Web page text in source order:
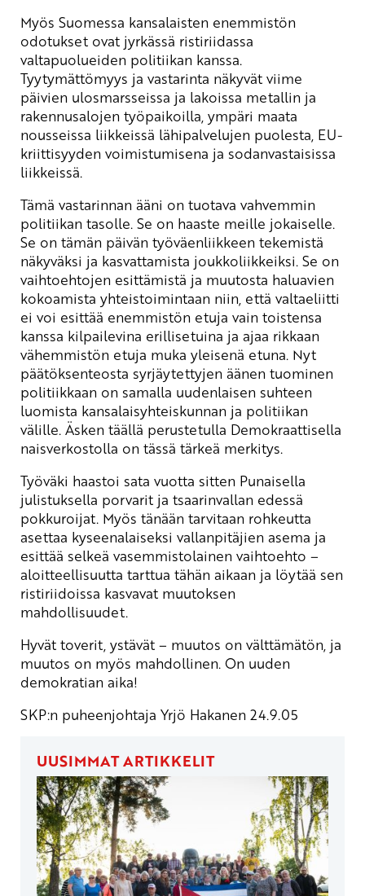
Myös Suomessa kansalaisten enemmistön
odotukset ovat jyrkässä ristiriidassa
valtapuolueiden politiikan kanssa.
Tyytymättömyys ja vastarinta näkyvät viime
päivien ulosmarsseissa ja lakoissa metallin ja
rakennusalojen työpaikoilla, ympäri maata
nousseissa liikkeissä lähipalvelujen puolesta, EU-
kriittisyyden voimistumisena ja sodanvastaisissa
liikkeissä.
Tämä vastarinnan ääni on tuotava vahvemmin
politiikan tasolle. Se on haaste meille jokaiselle.
Se on tämän päivän työväenliikkeen tekemistä
näkyväksi ja kasvattamista joukkoliikkeiksi. Se on
vaihtoehtojen esittämistä ja muutosta haluavien
kokoamista yhteistoimintaan niin, että valtaeliitti
ei voi esittää enemmistön etuja vain toistensa
kanssa kilpailevina erillisetuina ja ajaa rikkaan
vähemmistön etuja muka yleisenä etuna. Nyt
päätöksenteosta syrjäytettyjen äänen tuominen
politiikkaan on samalla uudenlaisen suhteen
luomista kansalaisyhteiskunnan ja politiikan
välille. Äsken täällä perustetulla Demokraattisella
naisverkostolla on tässä tärkeä merkitys.
Työväki haastoi sata vuotta sitten Punaisella
julistuksella porvarit ja tsaarinvallan edessä
pokkuroijat. Myös tänään tarvitaan rohkeutta
asettaa kyseenalaiseksi vallanpitäjien asema ja
esittää selkeä vasemmistolainen vaihtoehto –
aloitteellisuutta tarttua tähän aikaan ja löytää sen
ristiriidoissa kasvavat muutoksen
mahdollisuudet.
Hyvät toverit, ystävät – muutos on välttämätön, ja
muutos on myös mahdollinen. On uuden
demokratian aika!
SKP:n puheenjohtaja Yrjö Hakanen 24.9.05
UUSIMMAT ARTIKKELIT